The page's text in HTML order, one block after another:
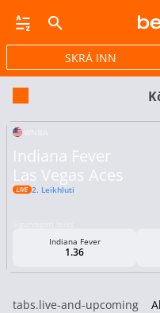
GULLPOTTAR PÓKER
SKRÁ INN
Indiana Fever
Las Vegas Aces
2. Leikhluti
Indiana Fever
1.36
tabs.live-and-upcoming